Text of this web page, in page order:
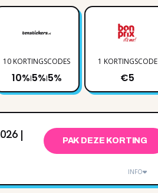
10 KORTINGSCODES
10%|5%|5%
1 KORTINGSCODE
€5
|
PAK DEZE KORTING
INFO